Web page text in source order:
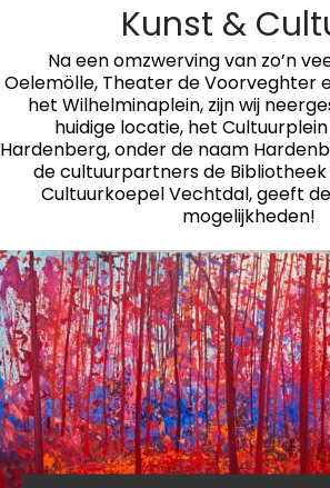
Kunst &
Na een omzwerving van zo’n
Oelemölle, Theater de Voorveghter
het Wilhelminaplein, zijn wij
huidige locatie, het
Hardenberg, onder de naam
de cultuurpartners de
Cultuurkoepel Vechtdal, geeft
mogelijkheden!